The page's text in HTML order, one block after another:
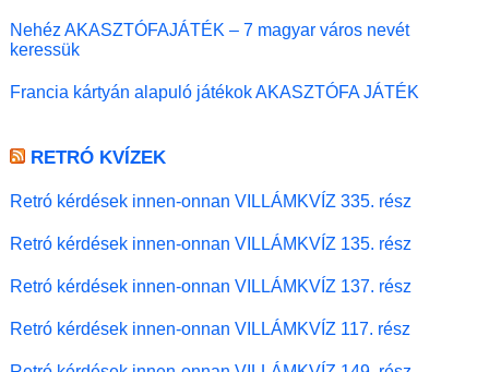
Nehéz AKASZTÓFAJÁTÉK – 7 magyar város nevét
keressük
Francia kártyán alapuló játékok AKASZTÓFA JÁTÉK
RETRÓ KVÍZEK
Retró kérdések innen-onnan VILLÁMKVÍZ 335. rész
Retró kérdések innen-onnan VILLÁMKVÍZ 135. rész
Retró kérdések innen-onnan VILLÁMKVÍZ 137. rész
Retró kérdések innen-onnan VILLÁMKVÍZ 117. rész